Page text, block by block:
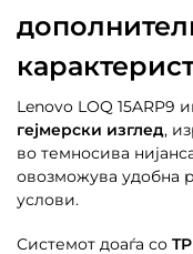
Lenovo LOQ 15ARP9
гејмерски изглед,
во темносива
овозможува удобна
услови.
Системот доаѓа со